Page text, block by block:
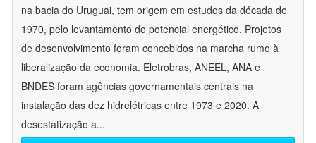
na bacia do Uruguai, tem origem em estudos da década de
1970, pelo levantamento do potencial energético. Projetos
de desenvolvimento foram concebidos na marcha rumo à
liberalização da economia. Eletrobras, ANEEL, ANA e
BNDES foram agências governamentais centrais na
instalação das dez hidrelétricas entre 1973 e 2020. A
desestatização a...